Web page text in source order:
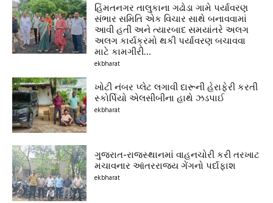
હિંમતનગર તાલુકાના ગઢોડા ગામે પર્યાવરણ
સંભાર સમિતિ એક વિચાર સાથે બનાવવામાં
આવી હતી અને ત્યારબાદ સમયાંતરે અલગ
અલગ કાર્યક્રમો થકી પર્યાવરણ બચાવવા
માટે કામગીરી...
ekbharat
ખોટી નંબર પ્લેટ લગાવી દારૂની હેરાફેરી કરતી
સ્કોર્પિયો એલસીબીના હાથે ઝડપાઈ
ekbharat
ગુજરાત-રાજસ્થાનમાં વાહનચોરી કરી તરખાટ
મચાવનાર આંતરરાજ્ય ગેંગનો પર્દાફાશ
ekbharat